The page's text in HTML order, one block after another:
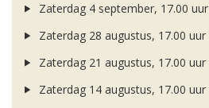
Zaterdag 4 september, 17.00 uur
Zaterdag 28 augustus, 17.00 uur
Zaterdag 21 augustus, 17.00 uur
Zaterdag 14 augustus, 17.00 uur